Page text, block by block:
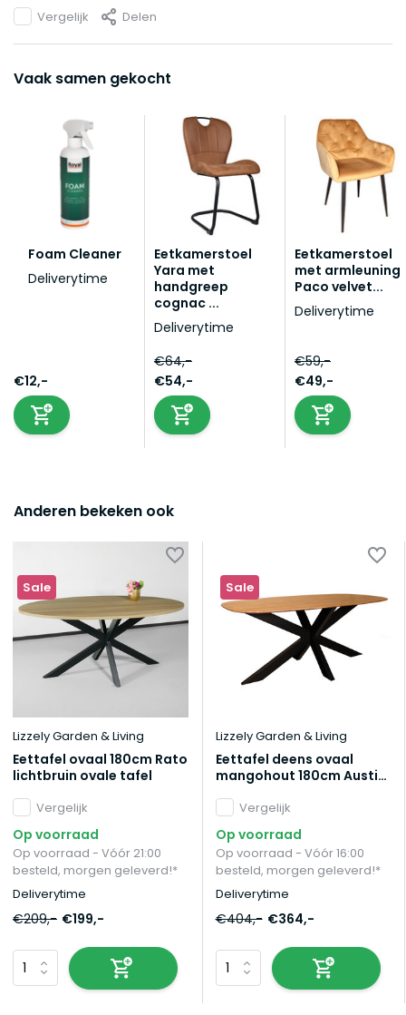
Vergelijk Delen
Vaak samen gekocht
Foam Cleaner
Deliverytime
€12,-
Eetkamerstoel
Yara met
handgreep
cognac ...
Deliverytime
€64,-
€54,-
Eetkamerstoel
met armleuning
Paco velvet...
Deliverytime
€59,-
€49,-
Anderen bekeken ook
Sale
Lizzely Garden & Living
Eettafel ovaal 180cm Rato
lichtbruin ovale tafel
Vergelijk
Op voorraad
Op voorraad - Vóór 21:00
besteld, morgen geleverd!*
Deliverytime
€209,- €199,-
Sale
Lizzely Garden & Living
Eettafel deens ovaal
mangohout 180cm Austin
duurzaam mango
Vergelijk
Op voorraad
Op voorraad - Vóór 16:00
besteld, morgen geleverd!*
Deliverytime
€404,- €364,-